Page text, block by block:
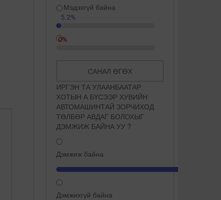
Мэдэхгүй байна
5.2%
0%
САНАЛ ӨГӨХ
ИРГЭН ТА УЛААНБААТАР
ХОТЫН А БҮСЭЭР ХУВИЙН
АВТОМАШИНТАЙ ЗОРЧИХОД
ТӨЛБӨР АВДАГ БОЛОХЫГ
ДЭМЖИЖ БАЙНА УУ ?
Дэмжиж байна
Дэмжихгүй байна